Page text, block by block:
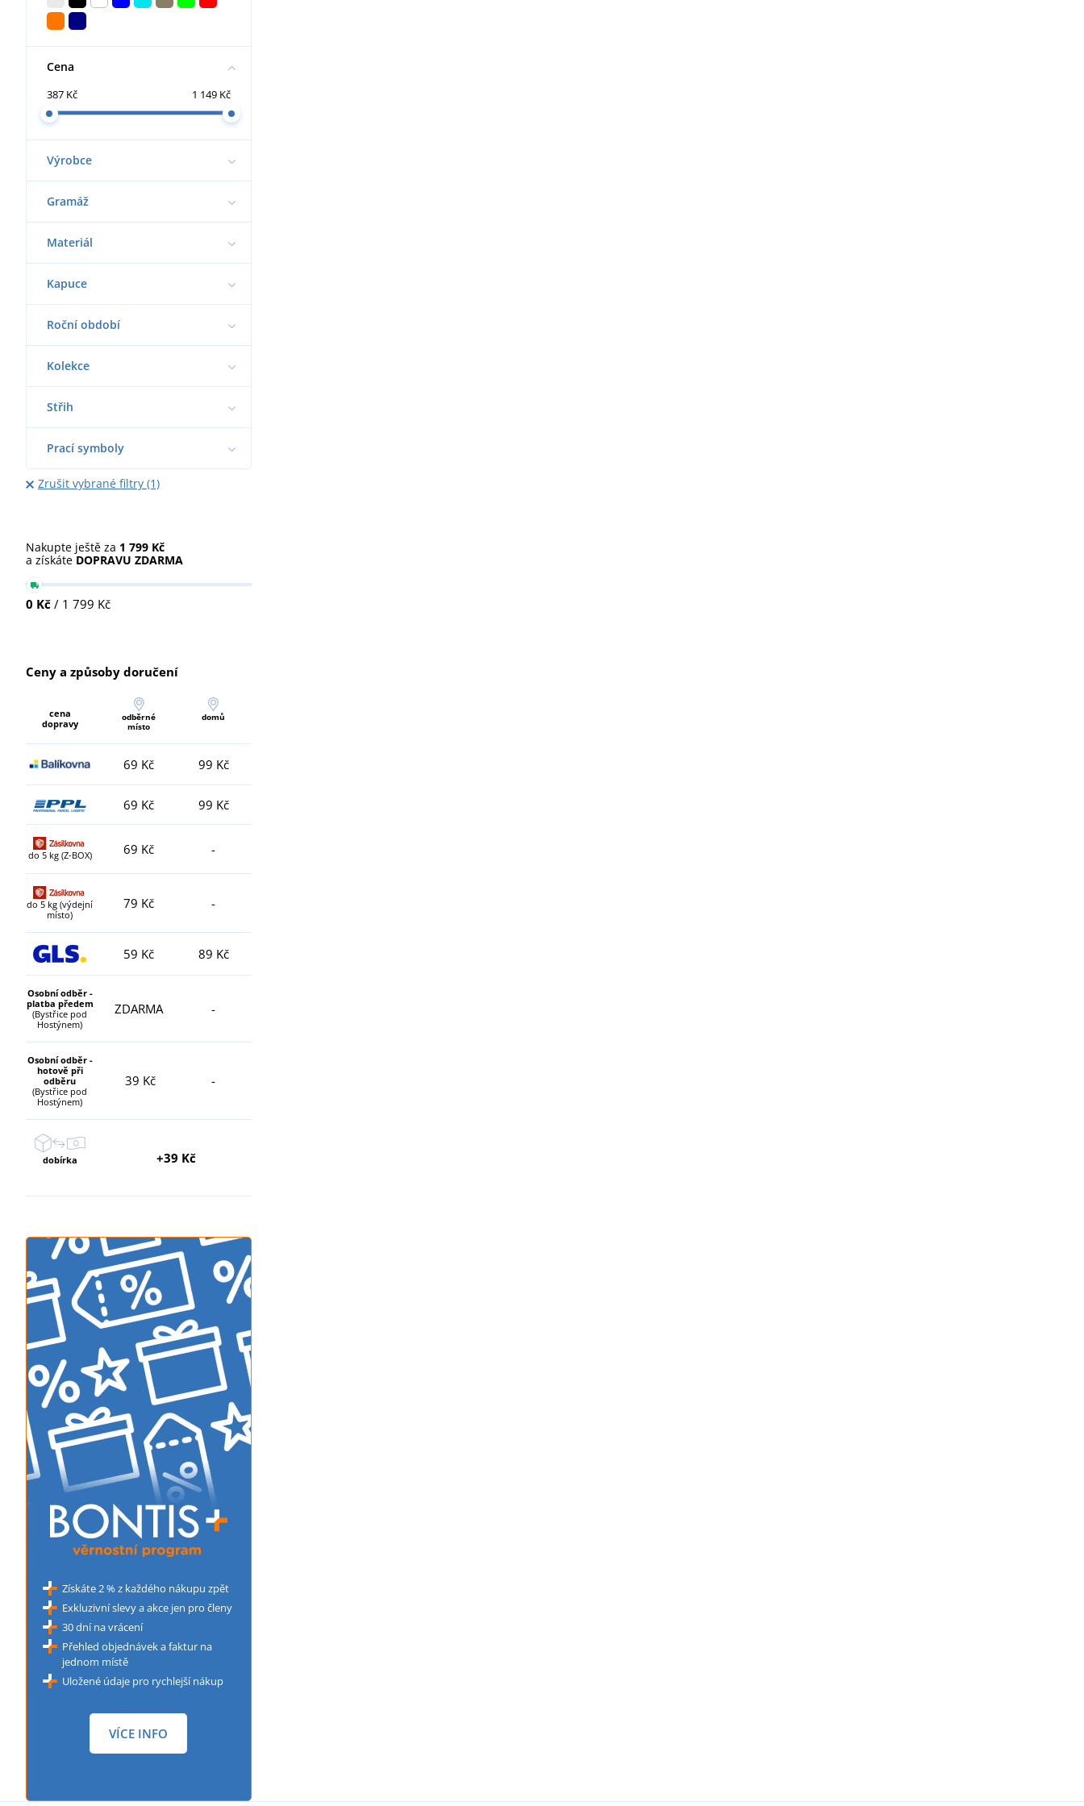
Cena
387 Kč 1 149 Kč
Výrobce
Gramáž
Materiál
Kapuce
Roční období
Kolekce
Střih
Prací symboly
Zrušit vybrané filtry (1)
Nakupte ještě za 1 799 Kč
a získáte DOPRAVU ZDARMA
0 Kč / 1 799 Kč
Ceny a způsoby doručení
cena
dopravy
odběrné
místo
domů
69 Kč 99 Kč
69 Kč 99 Kč
do 5 kg (Z-BOX) 69 Kč -
do 5 kg (výdejní
místo)
79 Kč -
59 Kč 89 Kč
Osobní odběr -
platba předem
(Bystřice pod
Hostýnem)
ZDARMA -
Osobní odběr -
hotově při
odběru
(Bystřice pod
Hostýnem)
39 Kč -
dobírka +39 Kč
Získáte 2 % z každého nákupu zpět
Exkluzivní slevy a akce jen pro členy
30 dní na vrácení
Přehled objednávek a faktur na
jednom místě
Uložené údaje pro rychlejší nákup
VÍCE INFO